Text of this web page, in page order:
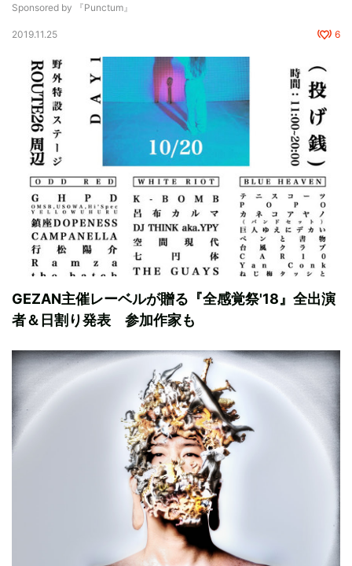
Sponsored by 『Punctum』
2019.11.25 6
GEZAN主催レーベルが贈る『全感覚祭'18』全出演
者＆日割り発表 参加作家も